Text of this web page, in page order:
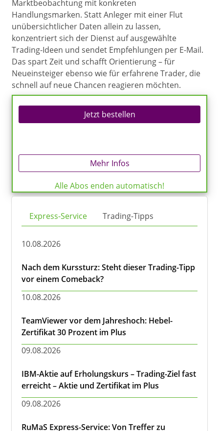
Marktbeobachtung mit konkreten
Handlungsmarken. Statt Anleger mit einer Flut
unübersichtlicher Daten allein zu lassen,
konzentriert sich der Dienst auf ausgewählte
Trading-Ideen und sendet Empfehlungen per E-Mail.
Das spart Zeit und schafft Orientierung – für
Neueinsteiger ebenso wie für erfahrene Trader, die
schnell auf neue Chancen reagieren möchten.
Jetzt bestellen
Mehr Infos
Alle Abos enden automatisch!
Express-Service Trading-Tipps
10.08.2026
Nach dem Kurssturz: Steht dieser Trading-Tipp
vor einem Comeback?
10.08.2026
TeamViewer vor dem Jahreshoch: Hebel-
Zertifikat 30 Prozent im Plus
09.08.2026
IBM-Aktie auf Erholungskurs – Trading-Ziel fast
erreicht – Aktie und Zertifikat im Plus
09.08.2026
RuMaS Express-Service: Von Treffer zu